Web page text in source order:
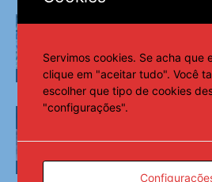
Esportes
Filho de
Esportes
FIFA admite
Servimos cookies. Se acha que
clique em "aceitar tudo". Você
escolher que tipo de cookies
"configurações".